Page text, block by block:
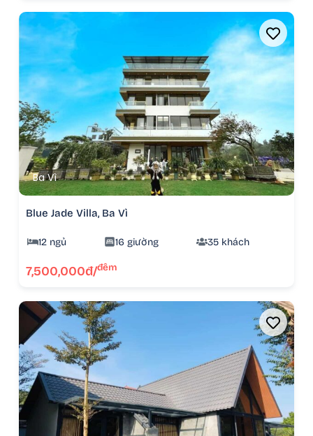
Ba Vì
Blue Jade Villa, Ba Vì
12 ngủ 16 giường 35 khách
7,500,000đ/đêm